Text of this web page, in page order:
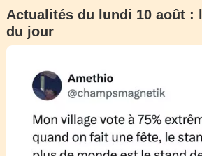
Actualités du lundi 10 août :
du jour